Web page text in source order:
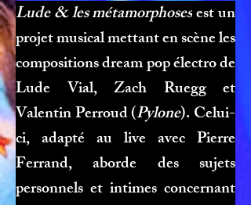
Lude & les métamorphosesest un
projet musical mettant en scène les
compositions dream pop électro de
Lude Vial, Zach Ruegg et
Valentin Perroud (Pylone). Celui-
ci, adapté au live avec Pierre
Ferrand, aborde des sujets
personnels et intimes concernant